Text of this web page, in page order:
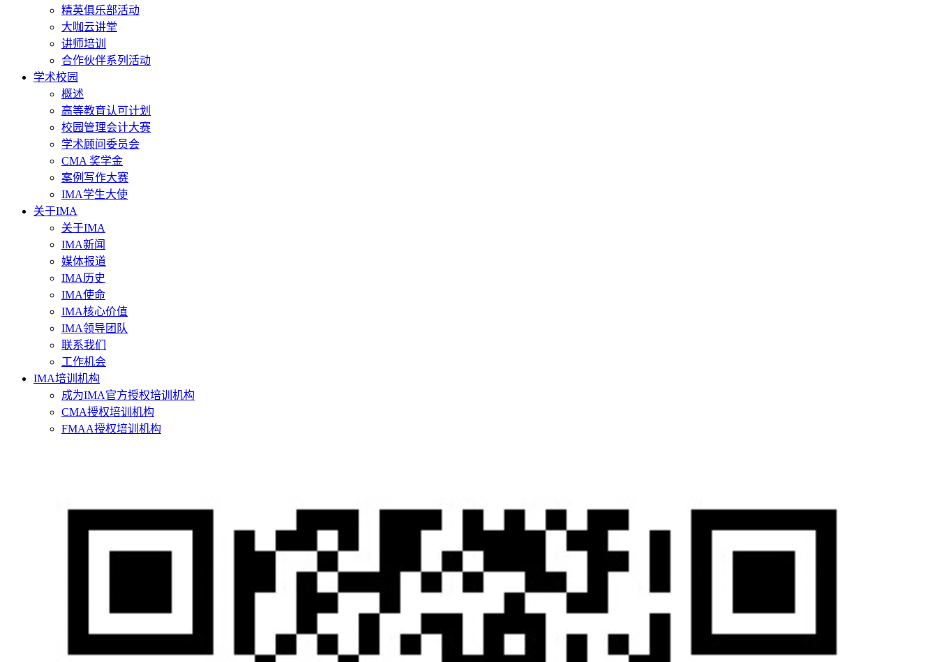
精英俱乐部活动
大咖云讲堂
讲师培训
合作伙伴系列活动
学术校园
概述
高等教育认可计划
校园管理会计大赛
学术顾问委员会
CMA 奖学金
案例写作大赛
IMA学生大使
关于IMA
关于IMA
IMA新闻
媒体报道
IMA历史
IMA使命
IMA核心价值
IMA领导团队
联系我们
工作机会
IMA培训机构
成为IMA官方授权培训机构
CMA授权培训机构
FMAA授权培训机构